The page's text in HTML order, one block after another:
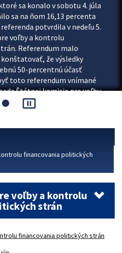
sa konalo v sobotu 4. júla
sa na ňom 16,13 percenta
potvrdila v nedeľu 5.
voľby a kontrolu
Referendum malo
že výsledky
50-percentnú účasť
toto referendum vnímané
Štátnej komisie pre voľby
pause_presentation
financovania politických
voľby a kontrolu
strán
financovania politických strán